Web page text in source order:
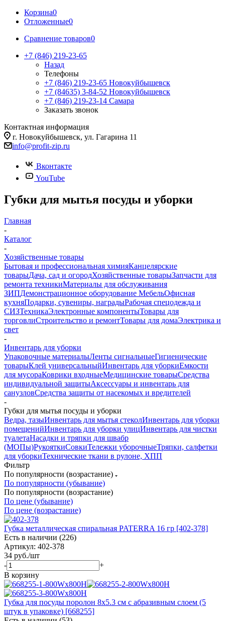
Корзина0
Отложенные0
Сравнение товаров0
+7 (846) 219-23-65
Назад
Телефоны
+7 (846) 219-23-65 Новокуйбышевск
+7 (84635) 3-84-52 Новокуйбышевск
+7 (846) 219-23-14 Самара
Заказать звонок
Контактная информация
г. Новокуйбышевск, ул. Гагарина 11
info@profit-zip.ru
Вконтакте
YouTube
Губки для мытья посуды и уборки
Главная
-
Каталог
-
Хозяйственные товары
Бытовая и профессиональная химияКанцелярские
товарыДача, сад и огородХозяйственные товарыЗапчасти для
ремонта техникиМатериалы для обслуживания
ЗИПДемонстрационное оборудование МебельОфисная
кухняПодарки, сувениры, наградыРабочая спецодежда и
СИЗТехникаЭлектронные компонентыТовары для
торговлиСтроительство и ремонтТовары для домаЭлектрика и
свет
-
Инвентарь для уборки
Упаковочные материалыЛенты сигнальныеГигиенические
товарыКлей универсальныйИнвентарь для уборкиЕмкости
для мусораКоврики входныеМедицинские товарыСредства
индивидуальной защитыАксессуары и инвентарь для
санузловСредства защиты от насекомых и вредителей
-
Губки для мытья посуды и уборки
Ведра, тазыИнвентарь для мытья стеколИнвентарь для уборки
помещенийИнвентарь для уборки улицИнвентарь для чистки
туалетаНасадки и тряпки для швабр
(МОПы)РукояткиСовкиТележки уборочныеТряпки, салфетки
для уборкиТехнические ткани в рулоне, ХПП
Фильтр
По популярности (возрастание)
По популярности (убывание)
По популярности (возрастание)
По цене (убывание)
По цене (возрастание)
Губка металлическая спиральная PATERRA 16 гр [402-378]
Есть в наличии (226)
Артикул: 402-378
34 руб./шт
-
+
В корзину
Губка для посуды поролон 8x5.3 см с абразивным слоем (5
штук в упаковке) [668255]